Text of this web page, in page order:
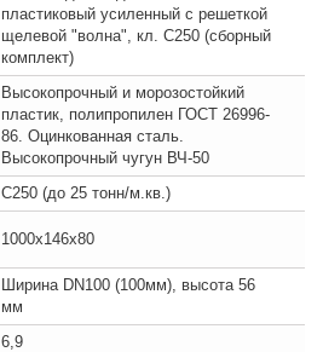
пластиковый усиленный с решеткой
щелевой "волна", кл. C250 (сборный
комплект)
Высокопрочный и морозостойкий
пластик, полипропилен ГОСТ 26996-
86. Оцинкованная сталь.
Высокопрочный чугун ВЧ-50
C250 (до 25 тонн/м.кв.)
1000х146х80
Ширина DN100 (100мм), высота 56
мм
6,9